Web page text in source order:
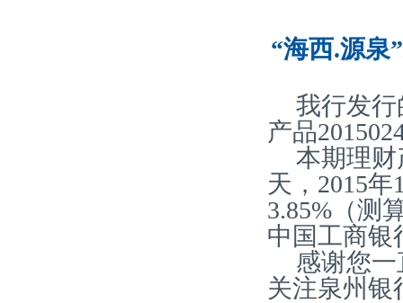
“海西.源泉
我行发行
产品
本期理财
天，2015
3.85%（测
中国工商银
感谢您
关注泉州银